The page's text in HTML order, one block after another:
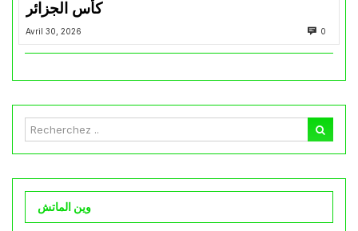
كأس الجزائر
Avril 30, 2026 0
وين الماتش